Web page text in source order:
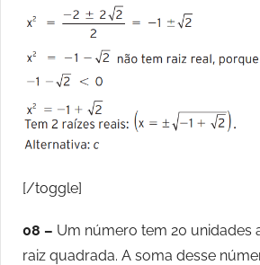
[/toggle]
08 – Um número tem 20 unidades
raiz quadrada. A soma desse